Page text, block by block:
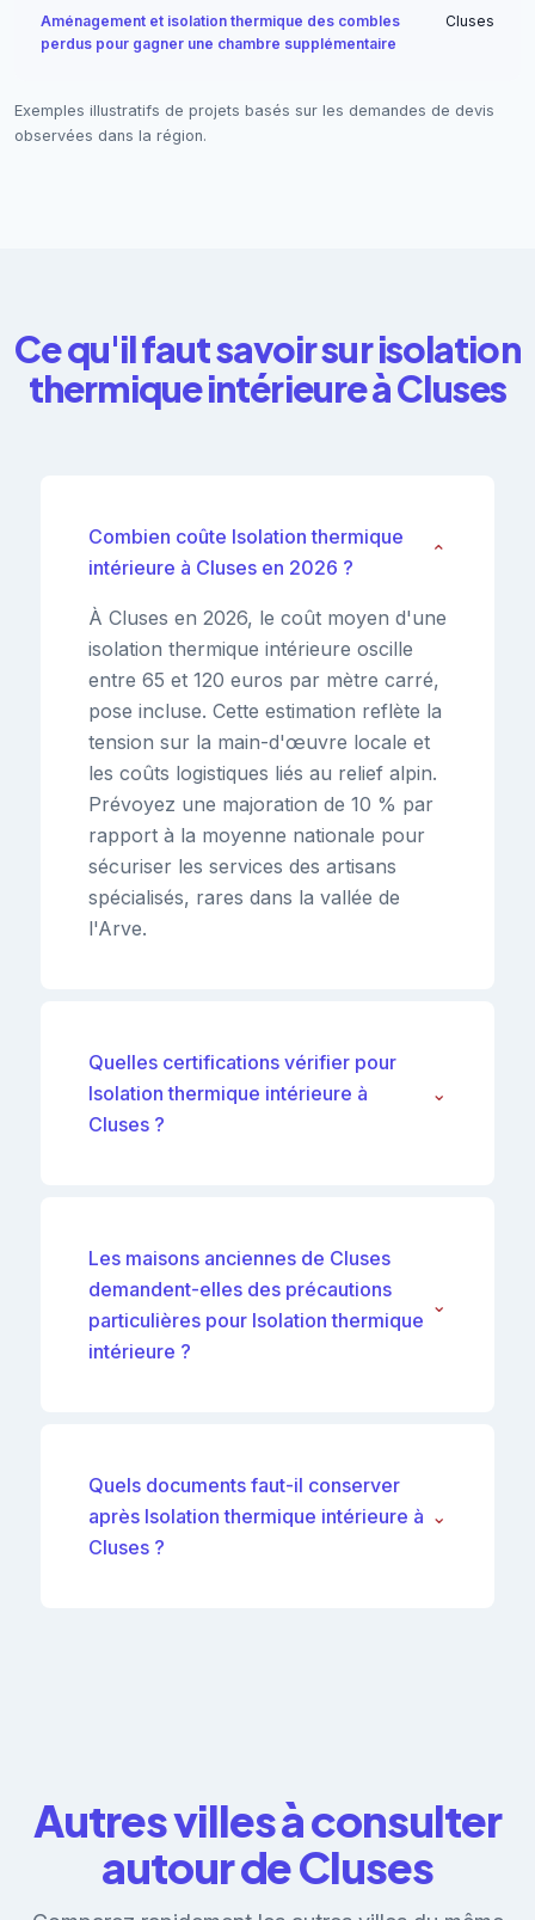
Aménagement et isolation thermique des combles
perdus pour gagner une chambre supplémentaire
Cluses
Exemples illustratifs de projets basés sur les demandes de devis
observées dans la région.
Ce qu'il faut savoir sur isolation
thermique intérieure à Cluses
Combien coûte Isolation thermique
intérieure à Cluses en 2026 ?
⌄
À Cluses en 2026, le coût moyen d'une
isolation thermique intérieure oscille
entre 65 et 120 euros par mètre carré,
pose incluse. Cette estimation reflète la
tension sur la main-d'œuvre locale et
les coûts logistiques liés au relief alpin.
Prévoyez une majoration de 10 % par
rapport à la moyenne nationale pour
sécuriser les services des artisans
spécialisés, rares dans la vallée de
l'Arve.
Quelles certifications vérifier pour
Isolation thermique intérieure à
Cluses ?
⌄
Les maisons anciennes de Cluses
demandent-elles des précautions
particulières pour Isolation thermique
intérieure ?
⌄
Quels documents faut-il conserver
après Isolation thermique intérieure à
Cluses ?
⌄
Autres villes à consulter
autour de Cluses